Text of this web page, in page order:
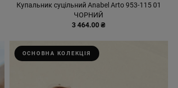
Купальник суцільний Anabel Arto 953-115 01
ЧОРНИЙ
3 464.00 ₴
ОСНОВНА КОЛЕКЦІЯ